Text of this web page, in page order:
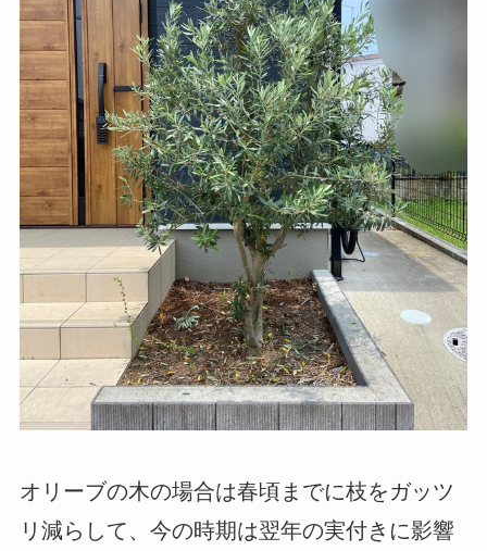
オリーブの木の場合は春頃までに枝をガッツ
リ減らして、今の時期は翌年の実付きに影響